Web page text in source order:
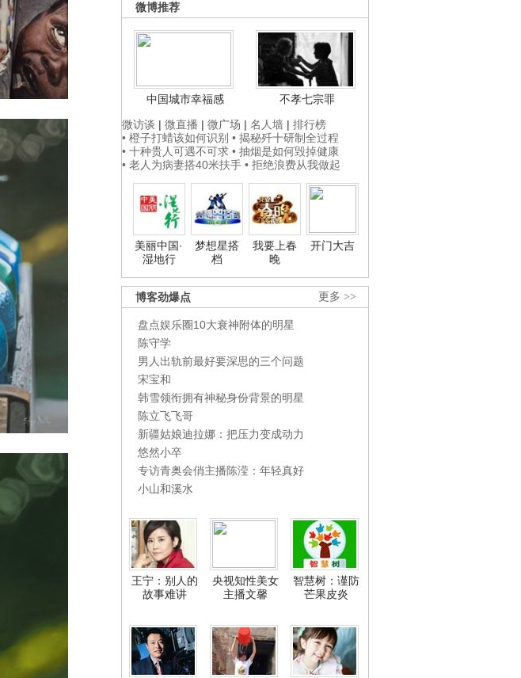
微博推荐
中国城市幸福感
不孝七宗罪
微访谈 | 微直播 | 微广场 | 名人墙 | 排行榜
• 橙子打蜡该如何识别 • 揭秘歼十研制全过程
• 十种贵人可遇不可求 • 抽烟是如何毁掉健康
• 老人为病妻搭40米扶手 • 拒绝浪费从我做起
美丽中国·
湿地行
梦想星搭
档
我要上春
晚
开门大吉
更多 >>
博客劲爆点
盘点娱乐圈10大衰神附体的明星
陈守学
男人出轨前最好要深思的三个问题
宋宝和
韩雪领衔拥有神秘身份背景的明星
陈立飞飞哥
新疆姑娘迪拉娜：把压力变成动力
悠然小卒
专访青奥会俏主播陈滢：年轻真好
小山和溪水
王宁：别人的
故事难讲
央视知性美女
主播文馨
智慧树：谨防
芒果皮炎